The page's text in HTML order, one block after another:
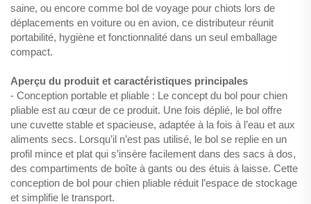
saine, ou encore comme bol de voyage pour chiots lors de
déplacements en voiture ou en avion, ce distributeur réunit
portabilité, hygiène et fonctionnalité dans un seul emballage
compact.
Aperçu du produit et caractéristiques principales
- Conception portable et pliable : Le concept du bol pour chien
pliable est au cœur de ce produit. Une fois déplié, le bol offre
une cuvette stable et spacieuse, adaptée à la fois à l’eau et aux
aliments secs. Lorsqu’il n’est pas utilisé, le bol se replie en un
profil mince et plat qui s’insère facilement dans des sacs à dos,
des compartiments de boîte à gants ou des étuis à laisse. Cette
conception de bol pour chien pliable réduit l’espace de stockage
et simplifie le transport.